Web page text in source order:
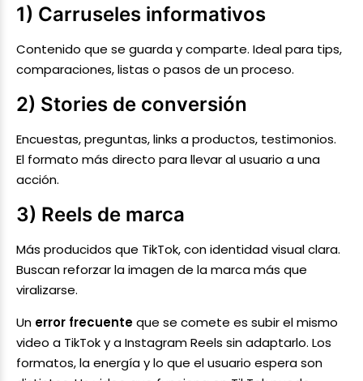
1) Carruseles informativos
Contenido que se guarda y comparte. Ideal para tips,
comparaciones, listas o pasos de un proceso.
2) Stories de conversión
Encuestas, preguntas, links a productos, testimonios.
El formato más directo para llevar al usuario a una
acción.
3) Reels de marca
Más producidos que TikTok, con identidad visual clara.
Buscan reforzar la imagen de la marca más que
viralizarse.
Un error frecuenteque se comete es subir el mismo
video a TikTok y a Instagram Reels sin adaptarlo. Los
formatos, la energía y lo que el usuario espera son